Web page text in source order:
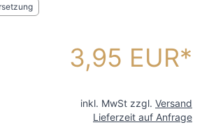
3,95 EUR
inkl. MwSt zzgl. Versand
Lieferzeit auf Anfrage